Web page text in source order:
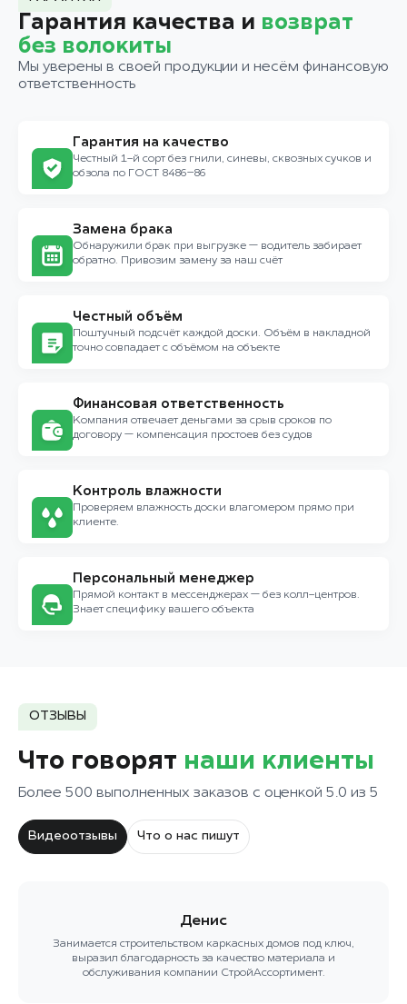
Гарантия качества и возврат
без волокиты
Мы уверены в своей продукции и несём финансовую
ответственность
Гарантия на качество
Честный 1-й сорт без гнили, синевы, сквозных сучков и
обзола по ГОСТ 8486–86
Замена брака
Обнаружили брак при выгрузке — водитель забирает
обратно. Привозим замену за наш счёт
Честный объём
Поштучный подсчёт каждой доски. Объём в накладной
точно совпадает с объёмом на объекте
Финансовая ответственность
Компания отвечает деньгами за срыв сроков по
договору — компенсация простоев без судов
Контроль влажности
Проверяем влажность доски влагомером прямо при
клиенте.
Персональный менеджер
Прямой контакт в мессенджерах — без колл-центров.
Знает специфику вашего объекта
ОТЗЫВЫ
Что говорят наши клиенты
Более 500 выполненных заказов с оценкой 5.0 из 5
Видеоотзывы Что о нас пишут
Денис
Занимается строительством каркасных домов под ключ,
выразил благодарность за качество материала и
обслуживания компании СтройАссортимент.